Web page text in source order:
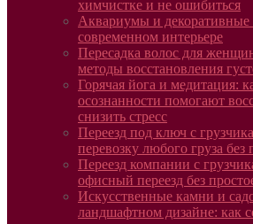
химчистке и не ошибиться
Аквариумы и
современном интерьере
Пересадка волос для
методы восстановления
Горячая йога и медитация:
осознанности помогают
снизить стресс
Переезд под ключ с
перевозку любого груза без
Переезд компании с
офисный переезд без
Искусственные камни и
ландшафтном дизайне: как